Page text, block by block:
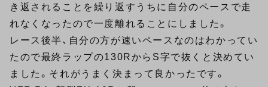
き返されることを繰り返すうちに自分のペースで走
れなくなったので一度離れることにしました。
レース後半、自分の方が速いペースなのはわかってい
たので最終ラップの130RからS字で抜くと決めてい
ました。それがうまく決まって良かったです。